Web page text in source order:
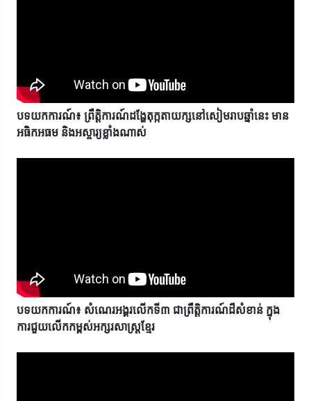
បទយកការណ៍៖ ព្រឹត្តិការណ៍ដង្ហែតុក្កតាយក្សនៅសៀមរាបឆ្នាំនេះ មាន
អធិកអធម និងអស្ចារ្យខ្លាំងណាស់
បទយកការណ៍៖ សំណេរអង្គរលើកទី៣ ជាព្រឹត្តិការណ៍ដ៏សំខាន់ ក្នុង
ការជួយលើកកម្ពស់អក្សរសាស្ត្រខ្មែរ